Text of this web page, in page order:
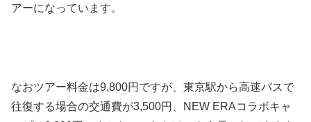
アーになっています。
なおツアー料金は9,800円ですが、東京駅から高速バスで
往復する場合の交通費が3,500円、NEW ERAコラボキャ